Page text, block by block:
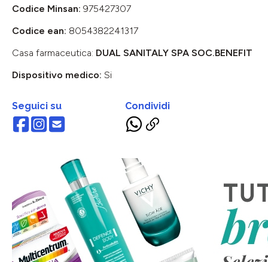
Codice Minsan: 975427307
Codice ean: 8054382241317
Casa farmaceutica: DUAL SANITALY SPA SOC.BENEFIT
Dispositivo medico: Si
Seguici su Condividi